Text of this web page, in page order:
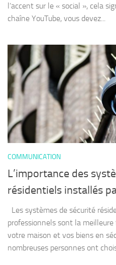
l’accent sur le « social », cela
chaîne YouTube, vous devez...
COMMUNICATION
L’importance des
résidentiels installés
Les systèmes de sécurité
professionnels sont la
votre maison et vos biens en
nombreuses personnes ont